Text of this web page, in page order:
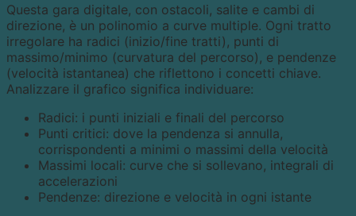
Questa gara digitale, con ostacoli, salite e cambi di
direzione, è un polinomio a curve multiple. Ogni tratto
irregolare ha radici (inizio/fine tratti), punti di
massimo/minimo (curvatura del percorso), e pendenze
(velocità istantanea) che riflettono i concetti chiave.
Analizzare il grafico significa individuare:
Radici: i punti iniziali e finali del percorso
Punti critici: dove la pendenza si annulla,
corrispondenti a minimi o massimi della velocità
Massimi locali: curve che si sollevano, integrali di
accelerazioni
Pendenze: direzione e velocità in ogni istante